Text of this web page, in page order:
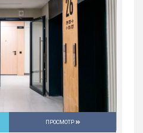
область,
ПРОСМОТР